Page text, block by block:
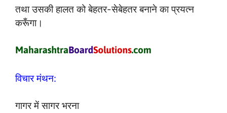
तथा उसकी हालत को बेहतर-सेबेहतर बनाने का प्रयत्न
करूँगा।
विचार मंथन:
गागर में सागर भरना